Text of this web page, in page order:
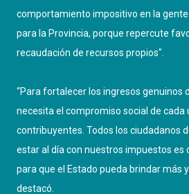
comportamiento impositivo en la gente
para la Provincia, porque repercute
recaudación de recursos propios".
“Para fortalecer los ingresos genuinos
necesita el compromiso social de cada
contribuyentes. Todos los ciudadanos
estar al día con nuestros impuestos es
para que el Estado pueda brindar más
destacó.